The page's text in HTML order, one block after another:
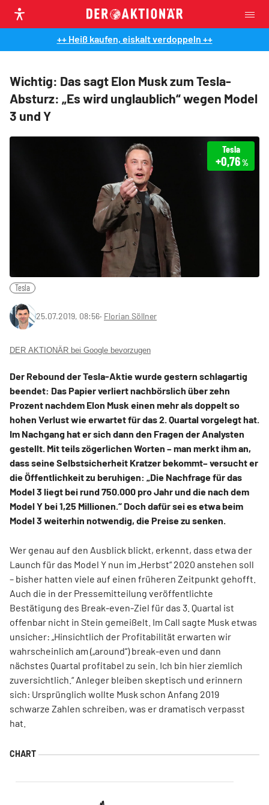
++ Heiß kaufen, eiskalt verdoppeln ++
Wichtig: Das sagt Elon Musk zum Tesla-
Absturz: „Es wird unglaublich“ wegen Model
3 und Y
Tesla
+0,76%
Tesla
25.07.2019, 08:56‧ Florian Söllner
DER AKTIONÄR bei Google bevorzugen
Der Rebound der Tesla-Aktie wurde gestern schlagartig
beendet: Das Papier verliert nachbörslich über zehn
Prozent nachdem Elon Musk einen mehr als doppelt so
hohen Verlust wie erwartet für das 2. Quartal vorgelegt hat.
Im Nachgang hat er sich dann den Fragen der Analysten
gestellt. Mit teils zögerlichen Worten – man merkt ihm an,
dass seine Selbstsicherheit Kratzer bekommt– versucht er
die Öffentlichkeit zu beruhigen: „Die Nachfrage für das
Model 3 liegt bei rund 750.000 pro Jahr und die nach dem
Model Y bei 1,25 Millionen.“ Doch dafür sei es etwa beim
Model 3 weiterhin notwendig, die Preise zu senken.
Wer genau auf den Ausblick blickt, erkennt, dass etwa der
Launch für das Model Y nun im „Herbst“ 2020 anstehen soll
– bisher hatten viele auf einen früheren Zeitpunkt gehofft.
Auch die in der Pressemitteilung veröffentlichte
Bestätigung des Break-even-Ziel für das 3. Quartal ist
offenbar nicht in Stein gemeißelt. Im Call sagte Musk etwas
unsicher: „Hinsichtlich der Profitabilität erwarten wir
wahrscheinlich am („around“) break-even und dann
nächstes Quartal profitabel zu sein. Ich bin hier ziemlich
zuversichtlich.“ Anleger bleiben skeptisch und erinnern
sich: Ursprünglich wollte Musk schon Anfang 2019
schwarze Zahlen schreiben, was er dramatisch verpasst
hat.